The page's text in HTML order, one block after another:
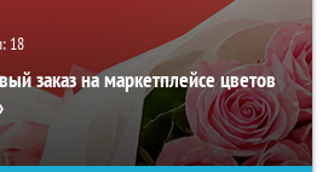
18
заказ на маркетплейсе цветов